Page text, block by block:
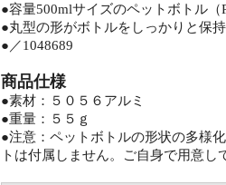
●容量500mlサイズのペットボトル
●丸型の形がボトルをしっかりと保
●／1048689
商品仕様
●素材：５０５６アルミ
●重量：５５ｇ
●注意：ペットボトルの形状の多様
トは付属しません。ご自身で用意し